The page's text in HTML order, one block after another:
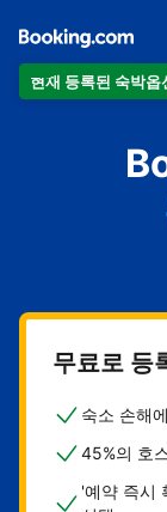
현재 등록된 숙박
무료로 등
숙소 손해
45%의 호
'예약 즉시